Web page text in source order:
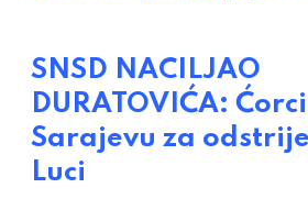
SNSD NACILJAO
DURATOVIĆA:
Sarajevu za
Luci